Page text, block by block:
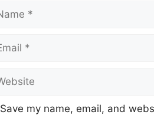
Save my name, email, and